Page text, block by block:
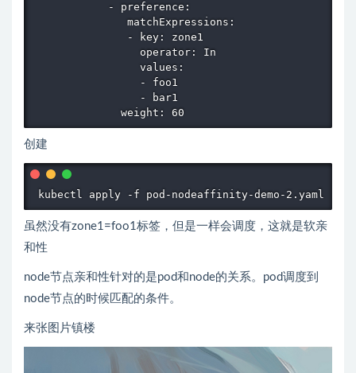
            - preference:
               matchExpressions:
               - key: zone1
                 operator: In
                 values:
                 - foo1
                 - bar1
创建
kubectl apply -f pod-nodeaffinity-demo-2.yaml
虽然没有zone1=foo1标签，但是一样会调度，这就是软亲
和性
node节点亲和性针对的是pod和node的关系。pod调度到
node节点的时候匹配的条件。
来张图片镇楼